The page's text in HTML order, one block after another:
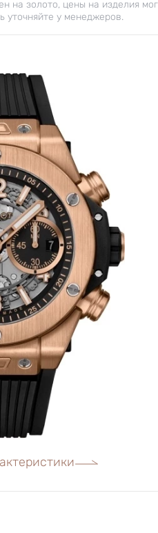
на золото, цены на изделия
уточняйте у менеджеров.